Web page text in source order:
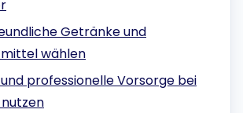
Getränke und
wählen
professionelle Vorsorge bei